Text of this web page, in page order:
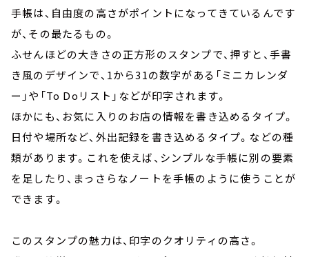
手帳は、自由度の高さがポイントになってきているんです
が、その最たるもの。
ふせんほどの大きさの正方形のスタンプで、押すと、手書
き風のデザインで、1から31の数字がある「ミニカレンダ
ー」や「To Doリスト」などが印字されます。
ほかにも、お気に入りのお店の情報を書き込めるタイプ。
日付や場所など、外出記録を書き込めるタイプ。などの種
類があります。これを使えば、シンプルな手帳に別の要素
を足したり、まっさらなノートを手帳のように使うことが
できます。
このスタンプの魅力は、印字のクオリティの高さ。